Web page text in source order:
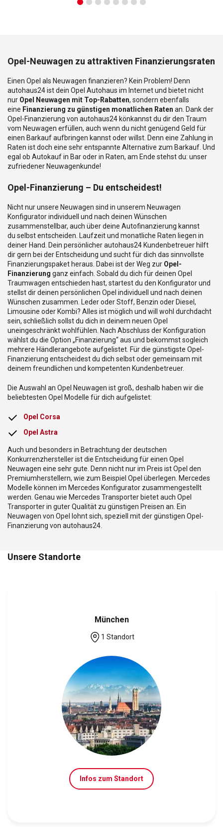
Opel-Neuwagen zu attraktiven Finanzierungsraten
Einen Opel als Neuwagen finanzieren? Kein Problem! Denn
autohaus24 ist dein Opel Autohaus im Internet und bietet nicht
nur Opel Neuwagen mit Top-Rabatten, sondern ebenfalls
eine Finanzierung zu günstigen monatlichen Raten an. Dank der
Opel-Finanzierung von autohaus24 könkannst du dir den Traum
vom Neuwagen erfüllen, auch wenn du nicht genügend Geld für
einen Barkauf aufbringen kannst oder willst. Denn eine Zahlung in
Raten ist doch eine sehr entspannte Alternative zum Barkauf. Und
egal ob Autokauf in Bar oder in Raten, am Ende stehst du: unser
zufriedener Neuwagenkunde!
Opel-Finanzierung – Du entscheidest!
Nicht nur unsere Neuwagen sind in unserem Neuwagen
Konfigurator individuell und nach deinen Wünschen
zusammenstellbar, auch über deine Autofinanzierung kannst
du selbst entscheiden. Laufzeit und monatliche Raten liegen in
deiner Hand. Dein persönlicher autohaus24 Kundenbetreuer hilft
dir gern bei der Entscheidung und sucht für dich das sinnvollste
Finanzierungspaket heraus. Dabei ist der Weg zur Opel-
Finanzierung ganz einfach. Sobald du dich für deinen Opel
Traumwagen entschieden hast, startest du den Konfigurator und
stellst dir deinen persönlichen Opel individuell und nach deinen
Wünschen zusammen. Leder oder Stoff, Benzin oder Diesel,
Limousine oder Kombi? Alles ist möglich und will wohl durchdacht
sein, schließlich sollst du dich in deinem neuen Opel
uneingeschränkt wohlfühlen. Nach Abschluss der Konfiguration
wählst du die Option „Finanzierung“ aus und bekommst sogleich
mehrere Händlerangebote aufgelistet. Für die günstigste Opel-
Finanzierung entscheidest du dich selbst oder gemeinsam mit
deinem freundlichen und kompetenten Kundenbetreuer.
Die Auswahl an Opel Neuwagen ist groß, deshalb haben wir die
beliebtesten Opel Modelle für dich aufgelistet:
Opel Corsa
Opel Astra
Auch und besonders in Betrachtung der deutschen
Konkurrenzhersteller ist die Entscheidung für einen Opel
Neuwagen eine sehr gute. Denn nicht nur im Preis ist Opel den
Premiumherstellern, wie zum Beispiel Opel überlegen. Mercedes
Modelle können im Mercedes Konfigurator zusammengestellt
werden. Genau wie Mercedes Transporter bietet auch Opel
Transporter in guter Qualität zu günstigen Preisen an. Ein
Neuwagen von Opel lohnt sich, speziell mit der günstigen Opel-
Finanzierung von autohaus24.
Unsere Standorte
München
1 Standort
Infos zum Standort